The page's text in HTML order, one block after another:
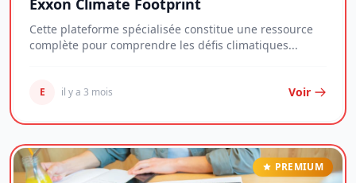
Exxon Climate Footprint
Cette plateforme spécialisée constitue une ressource
complète pour comprendre les défis climatiques...
E il y a 3 mois Voir
PREMIUM